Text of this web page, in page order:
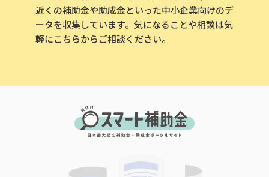
近くの補助金や助成金といった中小企業向けのデ
ータを収集しています。気になることや相談は気
軽にこちらからご相談ください。